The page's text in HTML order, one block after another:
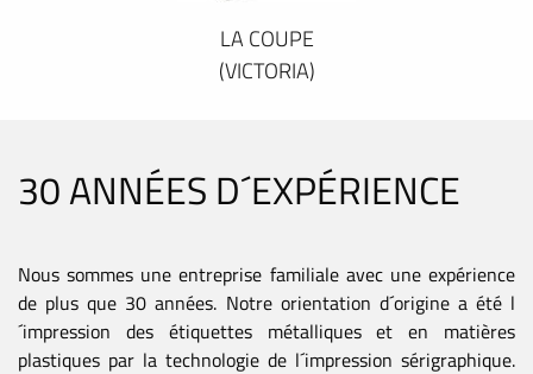
LA COUPE
(VICTORIA)
30 ANNÉES D´EXPÉRIENCE
Nous sommes une entreprise familiale avec une expérience
de plus que 30 années. Notre orientation d´origine a été l
´impression des étiquettes métalliques et en matières
plastiques par la technologie de l´impression sérigraphique.